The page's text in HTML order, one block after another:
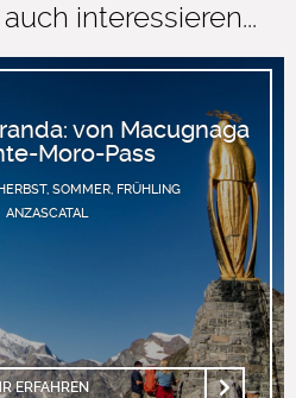
interessieren...
von Macugnaga
Moro-Pass
SOMMER, FRÜHLING
ANZASCATAL
ERFAHREN